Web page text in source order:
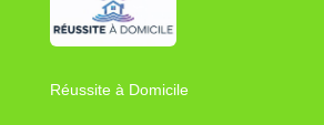
Réussite à Domicile